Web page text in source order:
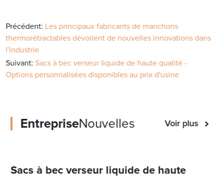
Précédent: Les principaux fabricants de manchons
thermorétractables dévoilent de nouvelles innovations dans
l'industrie
Suivant: Sacs à bec verseur liquide de haute qualité -
Options personnalisées disponibles au prix d'usine
EntrepriseNouvelles Voir plus
Sacs à bec verseur liquide de haute